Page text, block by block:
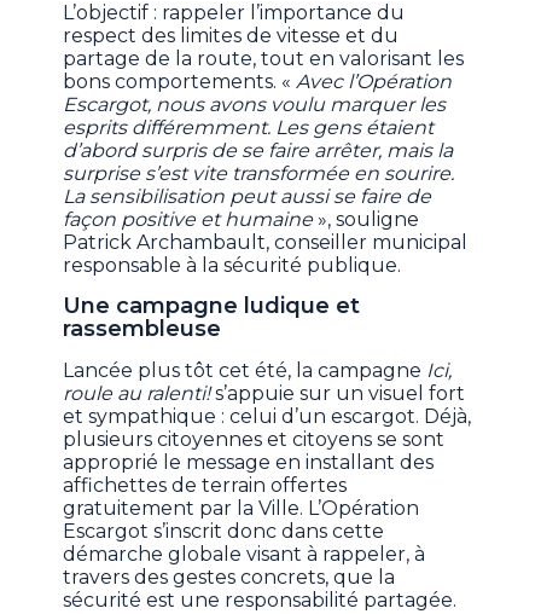
L’objectif : rappeler l’importance du
respect des limites de vitesse et du
partage de la route, tout en valorisant les
bons comportements. «Avec l’Opération
Escargot, nous avons voulu marquer les
esprits différemment. Les gens étaient
d’abord surpris de se faire arrêter, mais la
surprise s’est vite transformée en sourire.
La sensibilisation peut aussi se faire de
façon positive et humaine», souligne
Patrick Archambault, conseiller municipal
responsable à la sécurité publique.
Une campagne ludique et
rassembleuse
Lancée plus tôt cet été, la campagne Ici,
roule au ralenti!s’appuie sur un visuel fort
et sympathique : celui d’un escargot. Déjà,
plusieurs citoyennes et citoyens se sont
approprié le message en installant des
affichettes de terrain offertes
gratuitement par la Ville. L’Opération
Escargot s’inscrit donc dans cette
démarche globale visant à rappeler, à
travers des gestes concrets, que la
sécurité est une responsabilité partagée.